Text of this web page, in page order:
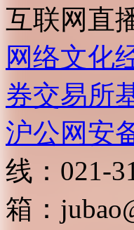
互联网直
网络文化
券交易所
沪公网安
线：021-
箱：